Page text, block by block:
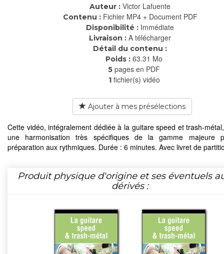
Auteur : Victor Lafuente
Contenu : Fichier MP4 + Document PDF
Disponibilité : Immédiate
Livraison : A télécharger
Détail du contenu :
Poids : 63.31 Mo
5 pages en PDF
1 fichier(s) vidéo
Ajouter à mes présélections
Cette vidéo, intégralement dédiée à la guitare speed et trash-
une harmonisation très spécifiques de la gamme majeure
préparation aux rythmiques. Durée : 6 minutes. Avec livret de
Produit physique d'origine et ses éventuels
dérivés :